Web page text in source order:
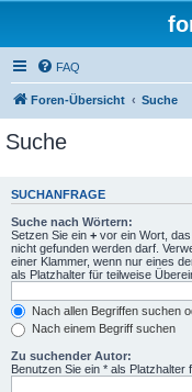
FAQ
Foren-Übersicht Suche
Suche
SUCHANFRAGE
Suche nach Wörtern:
Setzen Sie ein + vor ein Wort,
nicht gefunden werden darf.
einer Klammer, wenn nur eines
als Platzhalter für teilweise
Nach allen Begriffen suchen
Nach einem Begriff suchen
Zu suchender Autor:
Benutzen Sie ein * als Platzhalter